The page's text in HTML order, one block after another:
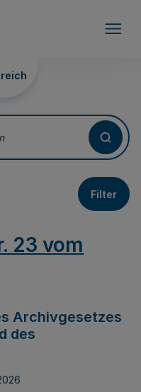
Filter
23 vom
Archivgesetzes
des